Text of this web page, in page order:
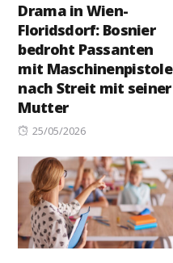
Drama in Wien-
Floridsdorf: Bosnier
bedroht Passanten
mit Maschinenpistole
nach Streit mit seiner
Mutter
Posted
25/05/2026